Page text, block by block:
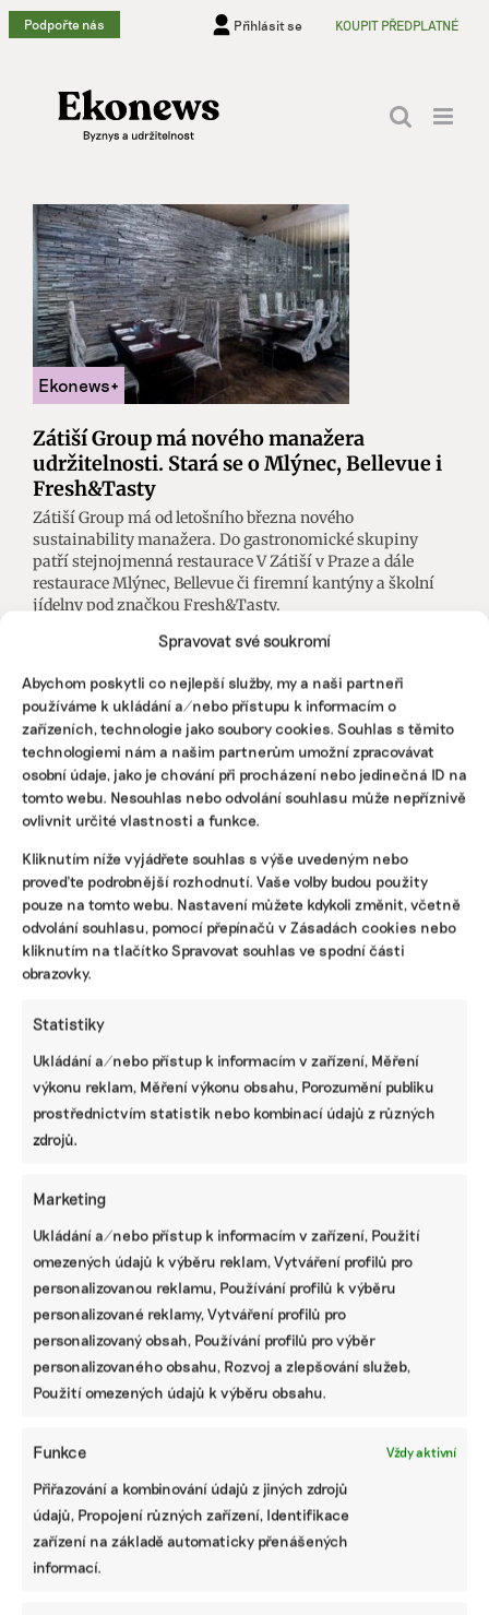
Spravovat své soukromí
Abychom poskytli co nejlepší služby, my a naši partneři
používáme k ukládání a/nebo přístupu k informacím o
zařízeních, technologie jako soubory cookies. Souhlas s těmito
technologiemi nám a našim partnerům umožní zpracovávat
osobní údaje, jako je chování při procházení nebo jedinečná ID na
tomto webu. Nesouhlas nebo odvolání souhlasu může nepříznivě
ovlivnit určité vlastnosti a funkce.
Kliknutím níže vyjádřete souhlas s výše uvedeným nebo
proveďte podrobnější rozhodnutí. Vaše volby budou použity
pouze na tomto webu. Nastavení můžete kdykoli změnit, včetně
odvolání souhlasu, pomocí přepínačů v Zásadách cookies nebo
kliknutím na tlačítko Spravovat souhlas ve spodní části
obrazovky.
Statistiky
Ukládání a/nebo přístup k informacím v zařízení, Měření
výkonu reklam, Měření výkonu obsahu, Porozumění publiku
prostřednictvím statistik nebo kombinací údajů z různých
zdrojů.
Marketing
Ukládání a/nebo přístup k informacím v zařízení, Použití
omezených údajů k výběru reklam, Vytváření profilů pro
personalizovanou reklamu, Používání profilů k výběru
personalizované reklamy, Vytváření profilů pro
personalizovaný obsah, Používání profilů pro výběr
personalizovaného obsahu, Rozvoj a zlepšování služeb,
Použití omezených údajů k výběru obsahu.
Funkce Vždy aktivní
Přiřazování a kombinování údajů z jiných zdrojů
údajů, Propojení různých zařízení, Identifikace
zařízení na základě automaticky přenášených
informací.
Přeskočit
na
Podpořte nás Přihlásit se KOUPIT PŘEDPLATNÉ
Zátiší Group má nového manažera
udržitelnosti. Stará se o Mlýnec, Bellevue i
Fresh&Tasty
Zátiší Group má od letošního března nového
sustainability manažera. Do gastronomické skupiny
patří stejnojmenná restaurace V Zátiší v Praze a dále
restaurace Mlýnec, Bellevue či firemní kantýny a školní
jídelny pod značkou Fresh&Tasty.
02. května 2025
Návrh pěti nejdůležitějších změn
Taxonomie EU. Méně byrokracie, duplicit i
nefinanční reporting podle standardů ESRS
Jak už dnes pracovat s ESRS 2.0 a pro koho
budou upravené standardy platit
od menšího množství dat po jasnější
Které firmy mají nově povinnost
zveřejňovat informace o udržitelnosti podle